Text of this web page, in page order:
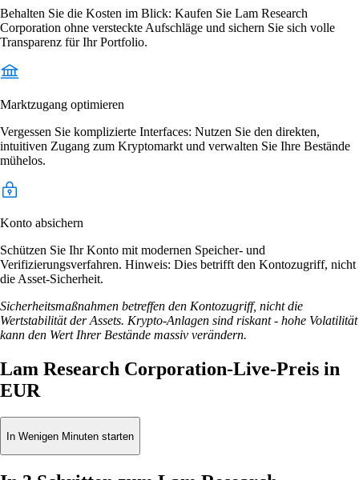
Behalten Sie die Kosten im Blick: Kaufen Sie Lam Research
Corporation ohne versteckte Aufschläge und sichern Sie sich volle
Transparenz für Ihr Portfolio.
Marktzugang optimieren
Vergessen Sie komplizierte Interfaces: Nutzen Sie den direkten,
intuitiven Zugang zum Kryptomarkt und verwalten Sie Ihre Bestände
mühelos.
Konto absichern
Schützen Sie Ihr Konto mit modernen Speicher- und
Verifizierungsverfahren. Hinweis: Dies betrifft den Kontozugriff, nicht
die Asset-Sicherheit.
Sicherheitsmaßnahmen betreffen den Kontozugriff, nicht die
Wertstabilität der Assets. Krypto-Anlagen sind riskant - hohe Volatilität
kann den Wert Ihrer Bestände massiv verändern.
Lam Research Corporation-Live-Preis in
EUR
In Wenigen Minuten starten